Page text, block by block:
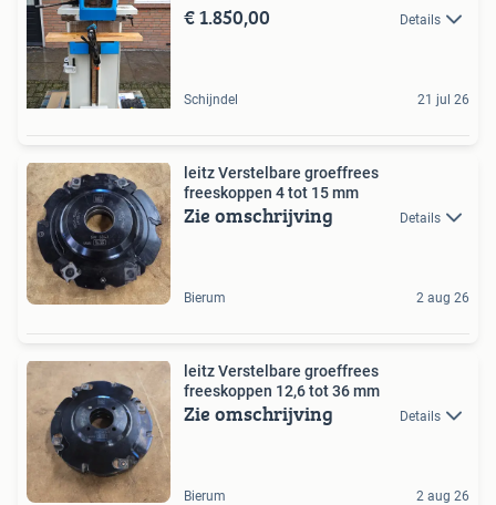
€ 1.850,00 Details
Schijndel 21 jul 26
leitz Verstelbare groeffrees
freeskoppen 4 tot 15 mm
Zie omschrijving Details
Bierum 2 aug 26
leitz Verstelbare groeffrees
freeskoppen 12,6 tot 36 mm
Zie omschrijving Details
Bierum 2 aug 26